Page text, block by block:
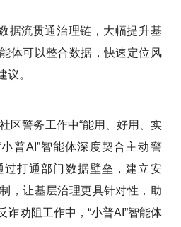
据流贯通治理链，大幅提升基
体可以整合数据，快速定位风
议。
区警务工作中“能用、好用、实
普AI”智能体深度契合主动警
打通部门数据壁垒，建立安
，让基层治理更具针对性，助
诈劝阻工作中，“小普AI”智能体